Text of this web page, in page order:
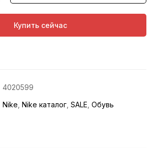
Купить сейчас
4020599
Nike Nike каталог SALE Обувь